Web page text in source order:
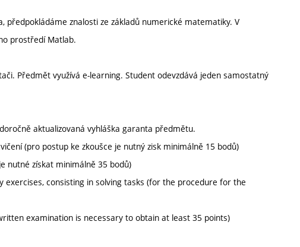
předpokládáme znalosti ze základů numerické matematiky. V
prostředí Matlab.
Předmět využívá e-learning. Student odevzdává jeden samostatný
aktualizovaná vyhláška garanta předmětu.
(pro postup ke zkoušce je nutný zisk minimálně 15 bodů)
nutné získat minimálně 35 bodů)
consisting in solving tasks (for the procedure for the
examination is necessary to obtain at least 35 points)